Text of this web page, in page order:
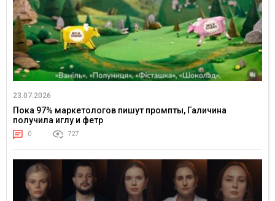
23.07.2026
Пока 97% маркетологов пишут промпты, Галичина
получила иглу и фетр
0 727